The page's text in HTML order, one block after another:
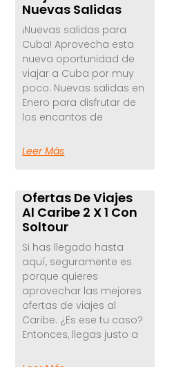
Nuevas Salidas
¡Nuevas salidas para
Cuba! Aprovecha esta
nueva oportunidad de
viajar a Cuba por muy
poco. Nuevas salidas en
Enero para disfrutar de
los encantos de
Leer Más
Ofertas De Viajes
Al Caribe 2 X 1 Con
Soltour
Si has llegado hasta
aquí, seguramente es
porque quieres
aprovechar las mejores
ofertas de viajes al
Caribe. ¿Es ese tu caso?
Entonces, llegas justo a